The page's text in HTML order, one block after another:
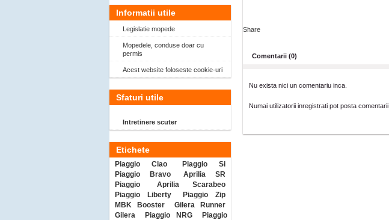
Informatii utile
Legislatie mopede
Mopedele, conduse doar cu
permis
Acest website foloseste cookie-uri
Sfaturi utile
Intretinere scuter
Etichete
Piaggio Ciao
Piaggio Si
Piaggio Bravo
Aprilia SR
Piaggio
Aprilia Scarabeo
Piaggio Liberty
Piaggio Zip
MBK Booster
Gilera Runner
Gilera
Piaggio NRG
Piaggio
Share
Comentarii (0)
Nu exista nici un comentariu inca.
Numai utilizatorii inregistrati pot posta comentarii.